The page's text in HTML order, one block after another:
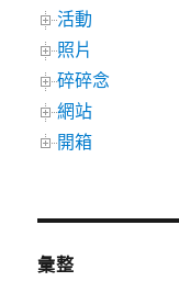
活動
照片
碎碎念
網站
開箱
彙整